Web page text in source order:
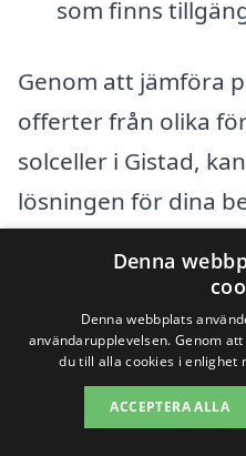
som finns
Genom att jämföra
offerter från olika
solceller i Gistad,
lösningen för dina
på långsiktiga
effektivitet. Att
bara en fråga om
energikostnad,
Denna
Denna webbplats
användarupplevelsen. Genom
du till alla cookies i enlighet
ACCEPTERA ALLA